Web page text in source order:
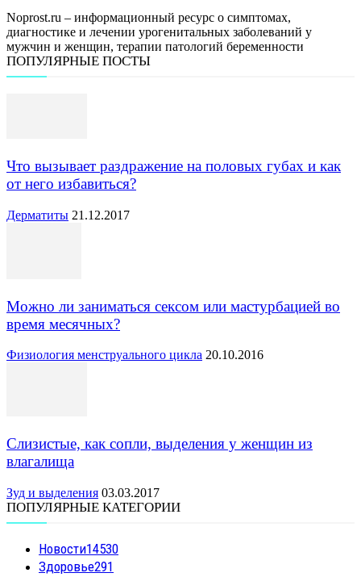
Noprost.ru – информационный ресурс о симптомах,
диагностике и лечении урогенитальных заболеваний у
мужчин и женщин, терапии патологий беременности
ПОПУЛЯРНЫЕ ПОСТЫ
Что вызывает раздражение на половых губах и как
от него избавиться?
Дерматиты 21.12.2017
Можно ли заниматься сексом или мастурбацией во
время месячных?
Физиология менструального цикла 20.10.2016
Слизистые, как сопли, выделения у женщин из
влагалища
Зуд и выделения 03.03.2017
ПОПУЛЯРНЫЕ КАТЕГОРИИ
Новости14530
Здоровье291